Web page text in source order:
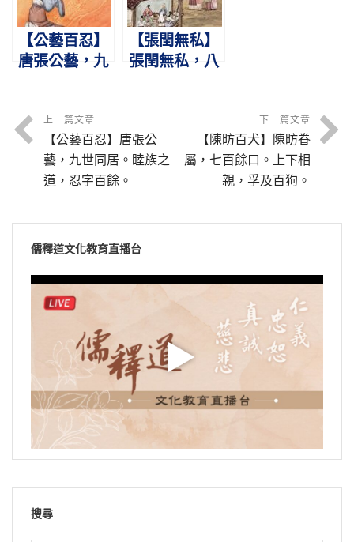
【公藝百忍】
唐張公藝，九
餘。
【張閏無私】
張閏無私，八
上一篇文章
【公藝百忍】唐張公
藝，九世同居。睦族之
道，忍字百餘。
下一篇文章
【陳昉百犬】陳昉眷
屬，七百餘口。上下相
親，孚及百狗。
儒釋道文化教育直播台
搜尋